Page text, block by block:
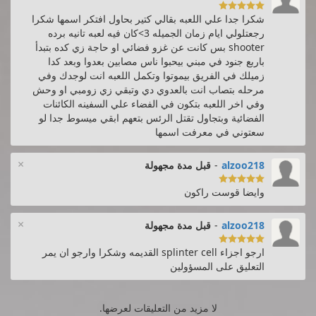

شكرا جدا علي اللعبه بقالي كتير بحاول افتكر اسمها شكرا
رجعتلولي ايام زمان الجميله 3>كان فيه لعبه تانيه برده
shooter بس كانت عن غزو فضائي او حاجة زي كده بتبدأ
باربع جنود في مبني بيحبوا ناس مصابين بعدوا وبعد كدا
زميلك في الفريق بيموتوا وتكمل اللعبه انت لوجدك وفي
مرحله بتصاب انت بالعدوي دي وتبقي زي زومبي او وحش
وفي اخر اللعبه بتكون في الفضاء علي السفينه الكائنات
الفضائية وبتجاول تقتل الرئس بتعهم ابقي ميسوط جدا لو
سعتوني في معرفت اسمها
× alzoo218
- قبل مدة مجهولة

وايضا قوست راكون
× alzoo218
- قبل مدة مجهولة

ارجو اجزاء splinter cell القديمه وشكرا وارجو ان يمر
التعليق على المسؤولين
لا مزيد من التعليقات لعرضها.